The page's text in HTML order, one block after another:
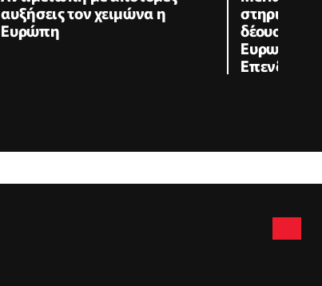
αυξήσεις τον χειμώνα η
Ευρώπη
δέουσας